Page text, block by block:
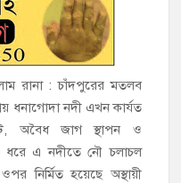
উন্নয়নে কাজ করছি’ :
রানা : চাঁদপুরের মতলব
ধনাগোদা নদী এখন কার্যত
অবৈধ জাগ স্থাপন ও
ধরে এ নদীতে নৌ চলাচল
নির্মিত হয়েছে অস্থায়ী